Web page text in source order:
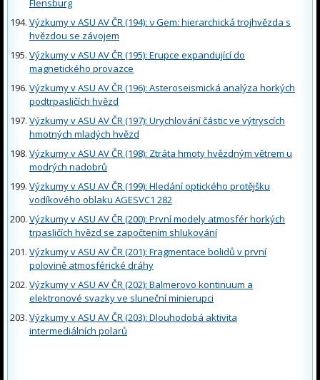
Flensburg
Výzkumy v ASU AV ČR (194): ν Gem: hierarchická trojhvězda s
hvězdou se závojem
Výzkumy v ASU AV ČR (195): Erupce expandující do
magnetického provazce
Výzkumy v ASU AV ČR (196): Asteroseismická analýza horkých
podtrpasličích hvězd
Výzkumy v ASU AV ČR (197): Urychlování částic ve výtryscích
hmotných mladých hvězd
Výzkumy v ASU AV ČR (198): Ztráta hmoty hvězdným větrem u
modrých nadobrů
Výzkumy v ASU AV ČR (199): Hledání optického protějšku
vodíkového oblaku AGESVC1 282
Výzkumy v ASU AV ČR (200): První modely atmosfér horkých
trpasličích hvězd se započtením shlukování
Výzkumy v ASU AV ČR (201): Fragmentace bolidů v první
polovině atmosférické dráhy
Výzkumy v ASU AV ČR (202): Balmerovo kontinuum a
elektronové svazky ve sluneční minierupci
Výzkumy v ASU AV ČR (203): Dlouhodobá aktivita
intermediálních polarů